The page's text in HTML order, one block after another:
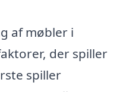
af møbler i
der spiller
spiller